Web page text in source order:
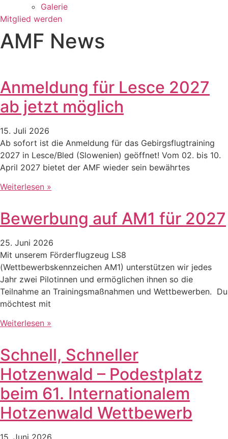
Galerie
Mitglied werden
AMF News
Anmeldung für Lesce 2027
ab jetzt möglich
15. Juli 2026
Ab sofort ist die Anmeldung für das Gebirgsflugtraining
2027 in Lesce/Bled (Slowenien) geöffnet! Vom 02. bis 10.
April 2027 bietet der AMF wieder sein bewährtes
Weiterlesen »
Bewerbung auf AM1 für 2027
25. Juni 2026
Mit unserem Förderflugzeug LS8
(Wettbewerbskennzeichen AM1) unterstützen wir jedes
Jahr zwei Pilotinnen und ermöglichen ihnen so die
Teilnahme an Trainingsmaßnahmen und Wettbewerben. Du
möchtest mit
Weiterlesen »
Schnell, Schneller
Hotzenwald – Podestplatz
beim 61. Internationalem
Hotzenwald Wettbewerb